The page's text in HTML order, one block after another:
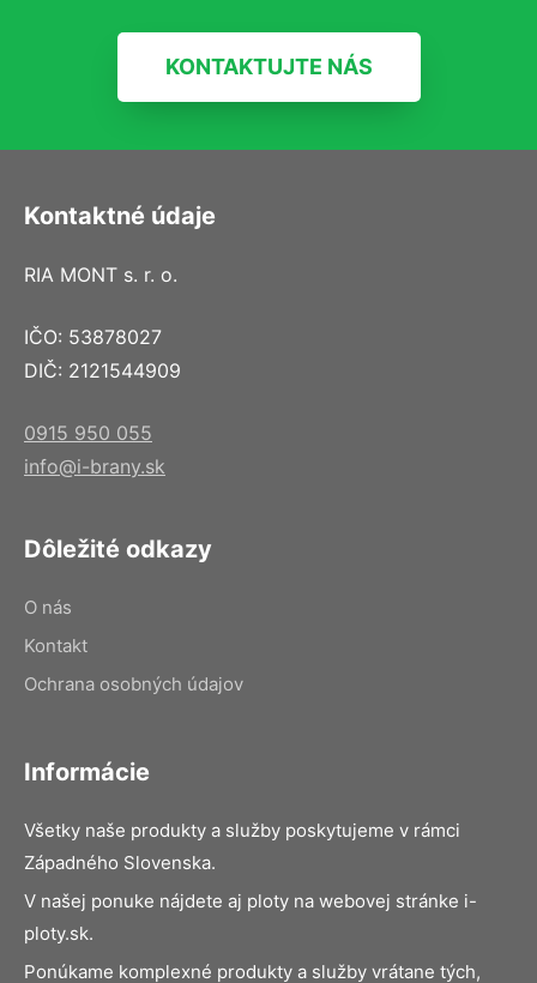
KONTAKTUJTE NÁS
Kontaktné údaje
RIA MONT s. r. o.
IČO: 53878027
DIČ: 2121544909
0915 950 055
info@i-brany.sk
Dôležité odkazy
O nás
Kontakt
Ochrana osobných údajov
Informácie
Všetky naše produkty a služby poskytujeme v rámci
Západného Slovenska.
V našej ponuke nájdete aj ploty na webovej stránke i-
ploty.sk.
Ponúkame komplexné produkty a služby vrátane tých,